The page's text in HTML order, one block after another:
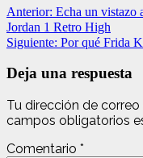
Anterior: Echa un
Jordan 1 Retro High
Siguiente: Por qué Frida
Deja una respuesta
Tu dirección de
campos obligatorios
Comentario *